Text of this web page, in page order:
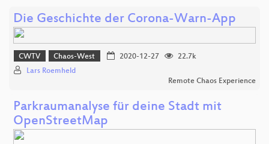
Die Geschichte der Corona-Warn-App
CWTV Chaos-West 2020-12-27
22.7k
Lars Roemheld
Remote Chaos Experience
Parkraumanalyse für deine Stadt mit
OpenStreetMap